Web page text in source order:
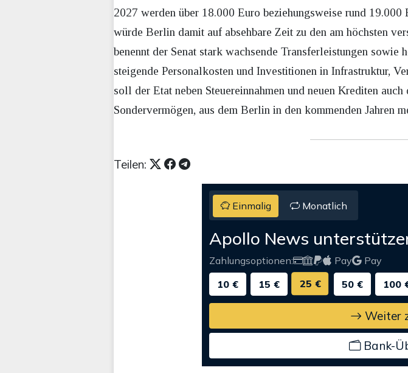
2027 werden über 18.000 Euro beziehungsweise rund
würde Berlin damit auf absehbare Zeit zu den am höchsten
benennt der Senat stark wachsende Transferleistungen
steigende Personalkosten und Investitionen in Infrastruktur,
soll der Etat neben Steuereinnahmen und neuen Krediten
Sondervermögen, aus dem Berlin in den kommenden Jahren
Teilen:
Einmalig Monatlich
Apollo News
Zahlungsoptionen: Pay
Pay
10 €
15 € 25 € 50 € 100
Weiter
Bank-